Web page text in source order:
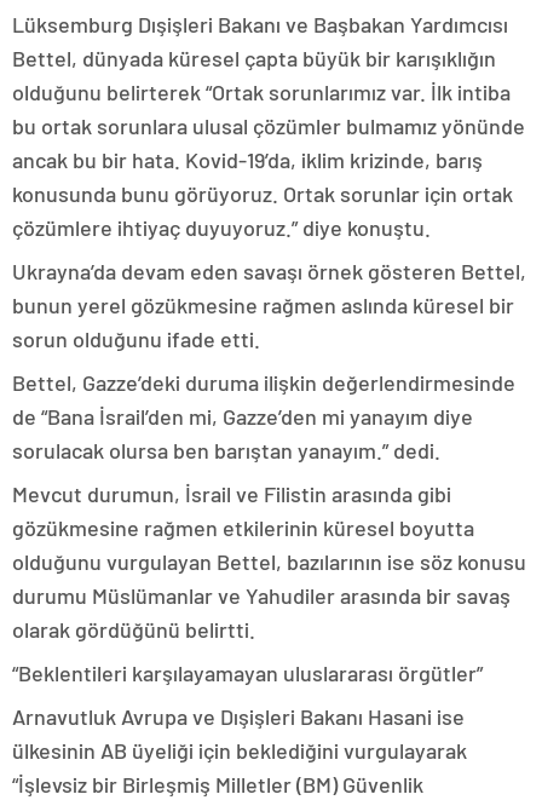
Lüksemburg Dışişleri Bakanı ve Başbakan Yardımcısı
Bettel, dünyada küresel çapta büyük bir karışıklığın
olduğunu belirterek “Ortak sorunlarımız var. İlk intiba
bu ortak sorunlara ulusal çözümler bulmamız yönünde
ancak bu bir hata. Kovid-19’da, iklim krizinde, barış
konusunda bunu görüyoruz. Ortak sorunlar için ortak
çözümlere ihtiyaç duyuyoruz.” diye konuştu.
Ukrayna’da devam eden savaşı örnek gösteren Bettel,
bunun yerel gözükmesine rağmen aslında küresel bir
sorun olduğunu ifade etti.
Bettel, Gazze’deki duruma ilişkin değerlendirmesinde
de “Bana İsrail’den mi, Gazze’den mi yanayım diye
sorulacak olursa ben barıştan yanayım.” dedi.
Mevcut durumun, İsrail ve Filistin arasında gibi
gözükmesine rağmen etkilerinin küresel boyutta
olduğunu vurgulayan Bettel, bazılarının ise söz konusu
durumu Müslümanlar ve Yahudiler arasında bir savaş
olarak gördüğünü belirtti.
“Beklentileri karşılayamayan uluslararası örgütler”
Arnavutluk Avrupa ve Dışişleri Bakanı Hasani ise
ülkesinin AB üyeliği için beklediğini vurgulayarak
“İşlevsiz bir Birleşmiş Milletler (BM) Güvenlik